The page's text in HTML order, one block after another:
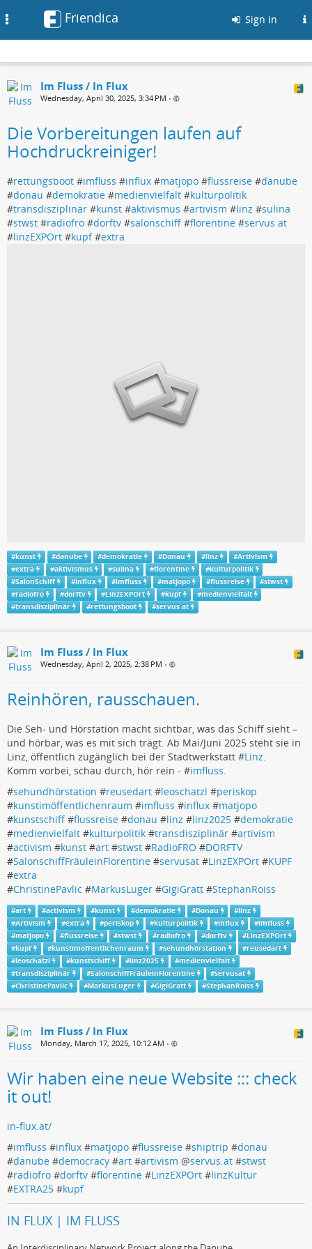
Friendica Sign in
Im Fluss / In Flux
Wednesday, April 30, 2025, 3:34 PM •
Die Vorbereitungen laufen auf
Hochdruckreiniger!
#rettungsboot #imfluss #influx #matjopo #flussreise #danube
#donau #demokratie #medienvielfalt #kulturpolitik
#transdisziplinär #kunst #aktivismus #artivism #linz #sulina
#stwst #radiofro #dorftv #salonschiff #florentine #servus at
#linzEXPOrt #kupf#extra
#kunst #danube #demokratie #Donau #linz #Artivism
#extra #aktivismus #sulina #florentine #kulturpolitik
#SalonSchiff #influx #imfluss #matjopo #flussreise #stwst
#radiofro #dorftv #LinzEXPOrt #kupf #medienvielfalt
#transdisziplinär #rettungsboot #servus at
Im Fluss / In Flux
Wednesday, April 2, 2025, 2:38 PM •
Reinhören, rausschauen.
Die Seh- und Hörstation macht sichtbar, was das Schiff sieht –
und hörbar, was es mit sich trägt. Ab Mai/Juni 2025 steht sie in
Linz, öffentlich zugänglich bei der Stadtwerkstatt #Linz.
Komm vorbei, schau durch, hör rein - #imfluss.
#sehundhörstation #reusedart #leoschatzl #periskop
#kunstimöffentlichenraum #imfluss #influx #matjopo
#kunstschiff #flussreise #donau #linz #linz2025 #demokratie
#medienvielfalt #kulturpolitik #transdisziplinär #artivism
#activism #kunst #art #stwst #RadioFRO #DORFTV
#SalonschiffFräuleinFlorentine #servusat #LinzEXPOrt #KUPF
#extra
#ChristinePavlic #MarkusLuger #GigiGratt #StephanRoiss
#art #activism #kunst #demokratie #Donau #linz
#Artivism #extra #periskop #kulturpolitik #influx #imfluss
#matjopo #flussreise #stwst #radiofro #dorftv #LinzEXPOrt
#kupf #kunstimoffentlichenraum #sehundhörstation #reusedart
#leoschatzl #kunstschiff #linz2025 #medienvielfalt
#transdisziplinär #SalonschiffFräuleinFlorentine #servusat
#ChristinePavlic #MarkusLuger #GigiGratt #StephanRoiss
Im Fluss / In Flux
Monday, March 17, 2025, 10:12 AM •
Wir haben eine neue Website ::: check
it out!
in-flux.at/
#imfluss #influx #matjopo #flussreise #shiptrip #donau
#danube #democracy #art #artivism @servus.at #stwst
#radiofro #dorftv #florentine #LinzEXPOrt #linzKultur
#EXTRA25 #kupf
IN FLUX | IM FLUSS